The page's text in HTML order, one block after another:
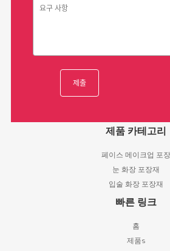
제품 카테고리
페이스 메이크업 포장
눈 화장 포장재
입술 화장 포장재
빠른 링크
홈
제품s